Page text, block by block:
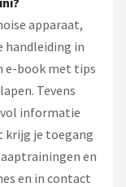
apparaat,
handleiding in
e-book met tips
Tevens
informatie
krijg je toegang
en
en in contact